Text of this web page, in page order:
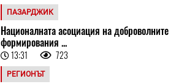
ПАЗАРДЖИК
Националната асоциация на доброволните
формирования ...
13:31 723
РЕГИОНЪТ